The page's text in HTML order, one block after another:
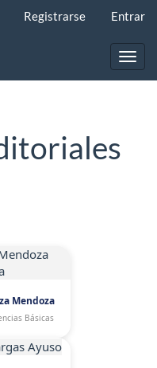
Registrarse Entrar
Mendoza
Básicas